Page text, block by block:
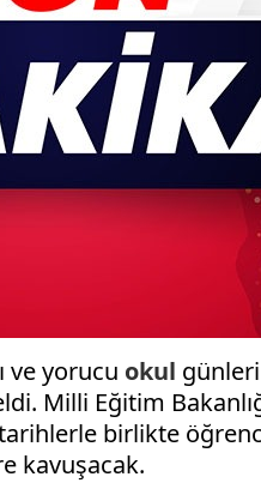
ve yorucu okul
Milli Eğitim
birlikte
kavuşacak.